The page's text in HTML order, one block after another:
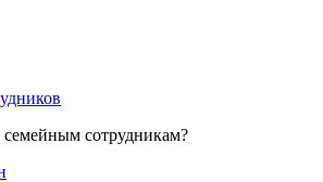
семейным сотрудникам?